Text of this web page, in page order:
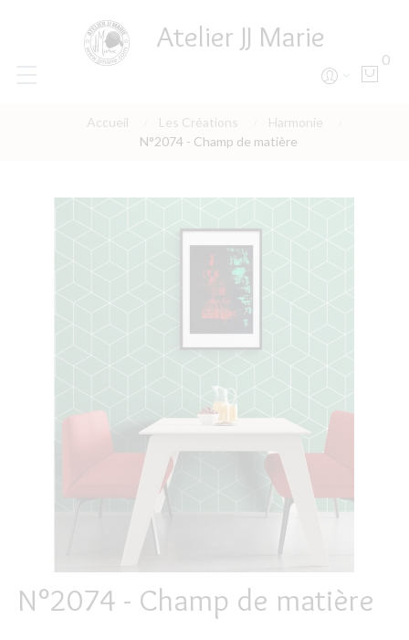
Atelier JJ Marie
0
Accueil Les Créations
Harmonie
N°2074 - Champ de matière
N°2074 - Champ de matière